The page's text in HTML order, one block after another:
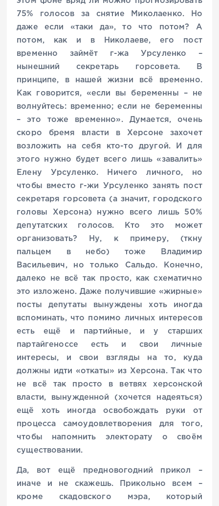
75% голосов за снятие Миколаенко. Но
даже если «таки да», то что потом? А
потом, как и в Николаеве, его пост
временно займёт г-жа Урсуленко –
нынешний секретарь горсовета. В
принципе, в нашей жизни всё временно.
Как говорится, «если вы беременны – не
волнуйтесь: временно; если не беременны
– это тоже временно». Думается, очень
скоро бремя влас­ти в Херсоне захочет
возложить на себя кто-то другой. И для
этого нужно будет всего лишь «завалить»
Елену Урсуленко. Ничего личного, но
чтобы вместо г-жи Урсуленко занять пост
секретаря горсовета (а значит, городского
головы Херсона) нужно всего лишь 50%
депутатских голосов. Кто это может
организовать? Ну, к примеру, (ткну
пальцем в небо) тоже Владимир
Васильевич, но только Сальдо. Конечно,
далеко не всё так просто, как схематично
это изложено. Даже получившие «жирные»
посты депутаты вынуждены хоть иногда
вспоминать, что помимо личных интересов
есть ещё и партийные, и у старших
партайгеноссе есть и свои личные
интересы, и свои взгляды на то, куда
должны идти «откаты» из Херсона. Так что
не всё так просто в ветвях херсонской
власти, вынужденной (хочется надеяться)
ещё хоть иногда освобождать руки от
процесса самоудовлетворения для того,
чтобы напомнить электорату о своём
существовании.
Да, вот ещё предновогодний прикол –
иначе и не скажешь. Прикольно всем –
кроме скадовского мэра, который